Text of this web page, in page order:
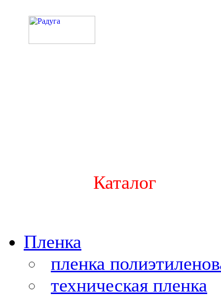
Каталог
Пленка
пленка
техническая пленка